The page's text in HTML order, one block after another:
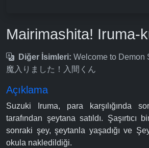
Mairimashita! Iruma-
Diğer İsimleri: Welcome to Demon
魔入りました！入間くん
Açıklama
Suzuki Iruma, para karşılığında
tarafından şeytana satıldı.
sonraki şey, şeytanla yaşadığı ve
okula nakledildiği.